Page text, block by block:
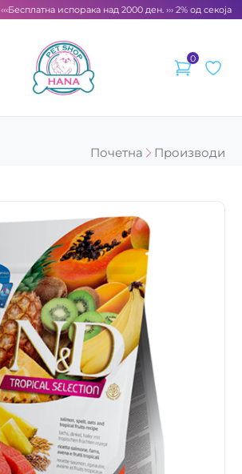
Бесплатна испорака над 2000 ден. ››› 2% од секоја
0
Почетна
Производи